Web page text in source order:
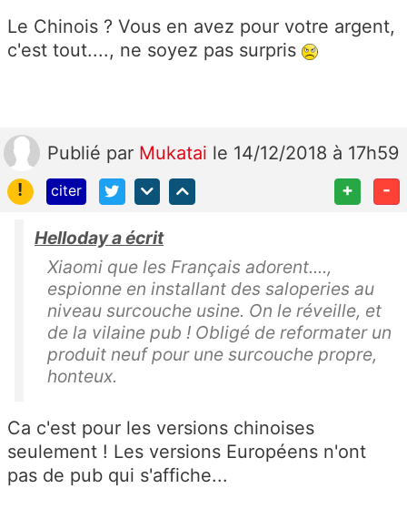
Le Chinois ? Vous en avez pour votre argent,
c'est tout...., ne soyez pas surpris
Publié par Mukatai le 14/12/2018 à 17h59
!
citer + -
Helloday a écrit
Xiaomi que les Français adorent....,
espionne en installant des saloperies au
niveau surcouche usine. On le réveille, et
de la vilaine pub ! Obligé de reformater un
produit neuf pour une surcouche propre,
honteux.
Ca c'est pour les versions chinoises
seulement ! Les versions Européens n'ont
pas de pub qui s'affiche...